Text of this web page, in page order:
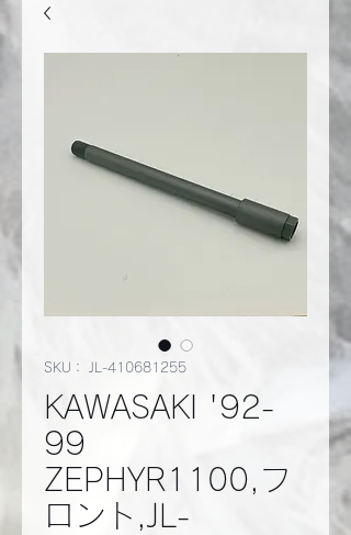
SKU： JL-410681255
KAWASAKI '92-
99
ZEPHYR1100,フ
ロント,JL-